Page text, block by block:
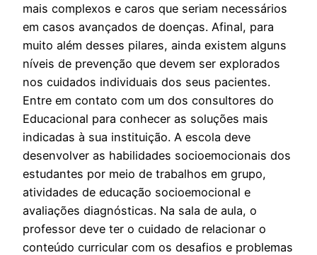
mais complexos e caros que seriam necessários
em casos avançados de doenças. Afinal, para
muito além desses pilares, ainda existem alguns
níveis de prevenção que devem ser explorados
nos cuidados individuais dos seus pacientes.
Entre em contato com um dos consultores do
Educacional para conhecer as soluções mais
indicadas à sua instituição. A escola deve
desenvolver as habilidades socioemocionais dos
estudantes por meio de trabalhos em grupo,
atividades de educação socioemocional e
avaliações diagnósticas. Na sala de aula, o
professor deve ter o cuidado de relacionar o
conteúdo curricular com os desafios e problemas